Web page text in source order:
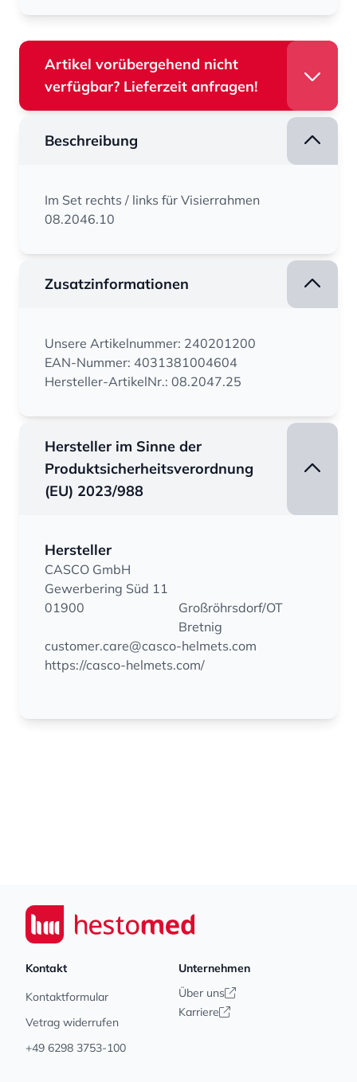
Artikel vorübergehend nicht
verfügbar? Lieferzeit anfragen!
Beschreibung
Im Set rechts / links für Visierrahmen
08.2046.10
Zusatzinformationen
Unsere Artikelnummer: 240201200
EAN-Nummer: 4031381004604
Hersteller-ArtikelNr.: 08.2047.25
Hersteller im Sinne der
Produktsicherheitsverordnung
(EU) 2023/988
Hersteller
CASCO GmbH
Gewerbering Süd 11
01900
Großröhrsdorf/OT
Bretnig
customer.care@casco-helmets.com
https://casco-helmets.com/
Seiwert GmbH
Kontakt
Kontaktformular
Vetrag widerrufen
+49 6298 3753-100
Unternehmen
Über uns
Karriere